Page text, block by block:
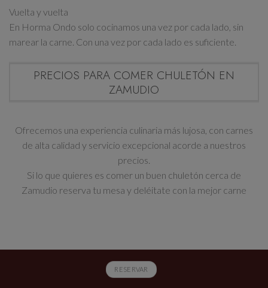
Vuelta y vuelta
En Horma Ondo solo cocinamos una vez por cada lado, sin
marear la carne. Con una vez por cada lado es suficiente.
PRECIOS PARA COMER CHULETÓN EN
ZAMUDIO
Ofrecemos una experiencia culinaria más lujosa, con carnes
de alta calidad y servicio excepcional acorde a nuestros
precios.
Si lo que quieres es comer un buen chuletón cerca de
Zamudio reserva tu mesa y deléitate con la mejor carne
RESERVAR